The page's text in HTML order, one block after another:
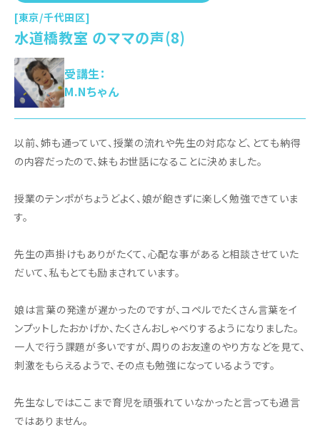
[東京/千代田区]
水道橋教室 のママの声(8)
受講生：
M.Nちゃん
以前、姉も通っていて、授業の流れや先生の対応など、とても納得
の内容だったので、妹もお世話になることに決めました。
授業のテンポがちょうどよく、娘が飽きずに楽しく勉強できていま
す。
先生の声掛けもありがたくて、心配な事があると相談させていた
だいて、私もとても励まされています。
娘は言葉の発達が遅かったのですが、コペルでたくさん言葉をイ
ンプットしたおかげか、たくさんおしゃべりするようになりました。
一人で行う課題が多いですが、周りのお友達のやり方などを見て、
刺激をもらえるようで、その点も勉強になっているようです。
先生なしではここまで育児を頑張れていなかったと言っても過言
ではありません。